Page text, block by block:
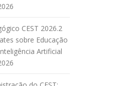
CEST 2026.2
sobre Educação
Artificial